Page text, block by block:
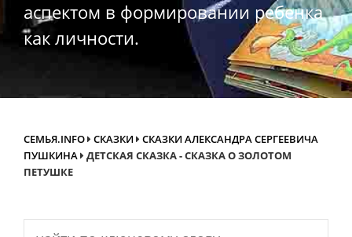
аспектом в формировании ребенка
как личности.
СЕМЬЯ.INFO СКАЗКИ
СКАЗКИ АЛЕКСАНДРА СЕРГЕЕВИЧА
ПУШКИНА
ДЕТСКАЯ СКАЗКА - СКАЗКА О ЗОЛОТОМ
ПЕТУШКЕ
Search